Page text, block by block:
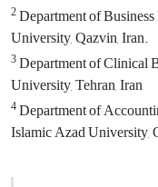
2Department of
University, Qazvin, Iran.
3Department of Clinical
University, Tehran, Iran
4Department of
Islamic Azad University,